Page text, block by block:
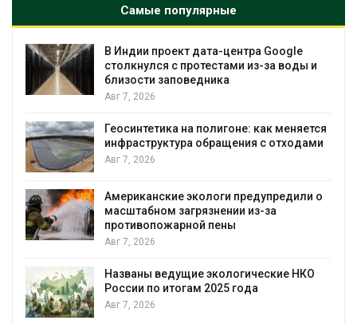
Самые популярные
В Индии проект дата-центра Google
столкнулся с протестами из-за воды и
близости заповедника
Авг 7, 2026
Геосинтетика на полигоне: как меняется
инфраструктура обращения с отходами
Авг 7, 2026
Американские экологи предупредили о
масштабном загрязнении из-за
противопожарной пены
Авг 7, 2026
Названы ведущие экологические НКО
России по итогам 2025 года
Авг 7, 2026